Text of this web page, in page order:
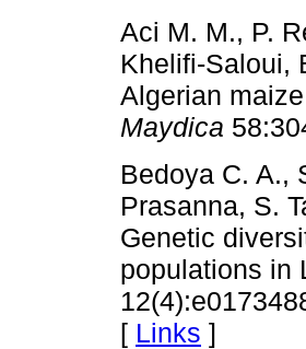
Aci M. M., P.
Khelifi-Saloui,
Algerian
Maydica
Bedoya C. A.,
Prasanna, S.
Genetic
populations in
[ Links ]